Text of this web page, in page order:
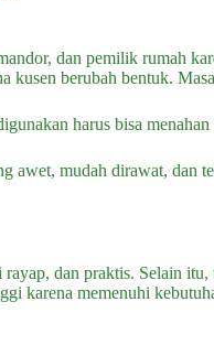
dan pemilik rumah
kusen berubah bentuk.
harus bisa
mudah dirawat, dan
dan praktis. Selain
karena memenuhi